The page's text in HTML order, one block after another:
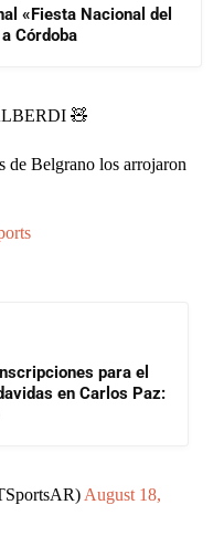
«Fiesta Nacional del
Córdoba
🧸
de Belgrano los arrojaron
para el
en Carlos Paz:
August 18,